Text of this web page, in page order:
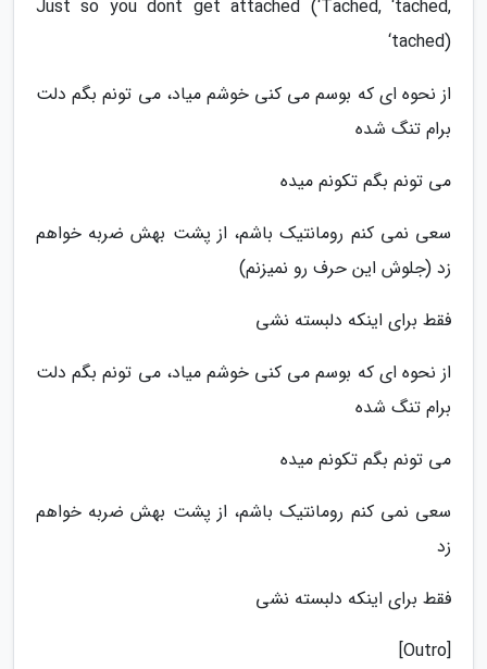
Just so you dont get attached (‘Tached, ‘tached,
‘tached)
از نحوه ای که بوسم می کنی خوشم میاد، می تونم بگم دلت
برام تنگ شده
می تونم بگم تکونم میده
سعی نمی کنم رومانتیک باشم، از پشت بهش ضربه خواهم
زد (جلوش این حرف رو نمیزنم)
فقط برای اینکه دلبسته نشی
از نحوه ای که بوسم می کنی خوشم میاد، می تونم بگم دلت
برام تنگ شده
می تونم بگم تکونم میده
سعی نمی کنم رومانتیک باشم، از پشت بهش ضربه خواهم
زد
فقط برای اینکه دلبسته نشی
[Outro]